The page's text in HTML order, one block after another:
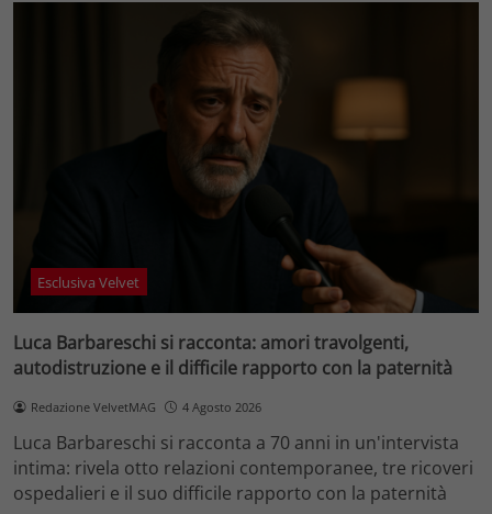
Esclusiva Velvet
Luca Barbareschi si racconta: amori travolgenti,
autodistruzione e il difficile rapporto con la paternità
Redazione VelvetMAG 4 Agosto 2026
Luca Barbareschi si racconta a 70 anni in un'intervista
intima: rivela otto relazioni contemporanee, tre ricoveri
ospedalieri e il suo difficile rapporto con la paternità